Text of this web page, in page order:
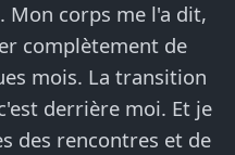
Mon corps me l'a dit,
complètement de
mois. La transition
derrière moi. Et je
des rencontres et de